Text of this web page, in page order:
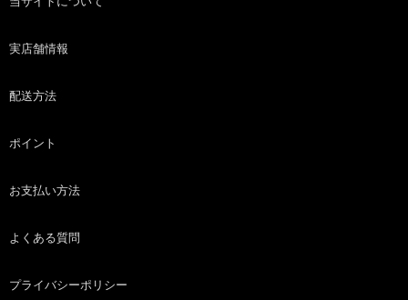
実店舗情報
配送方法
ポイント
お支払い方法
よくある質問
プライバシーポリシー